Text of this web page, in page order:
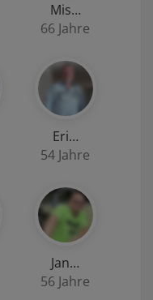
Mis…
66 Jahre
Eri…
54 Jahre
Jan…
56 Jahre